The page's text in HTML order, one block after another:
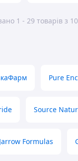
1 - 29 товарів з
Pure
Source
Jarrow Formulas